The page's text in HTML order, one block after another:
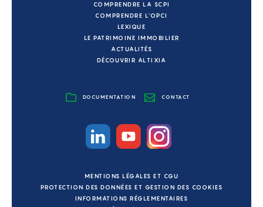
COMPRENDRE LA SCPI
COMPRENDRE L'OPCI
LEXIQUE
LE PATRIMOINE IMMOBILIER
ACTUALITÉS
DÉCOUVRIR ALTIXIA
DOCUMENTATION CONTACT
MENTIONS LÉGALES ET CGU
PROTECTION DES DONNÉES ET GESTION DES COOKIES
INFORMATIONS RÉGLEMENTAIRES